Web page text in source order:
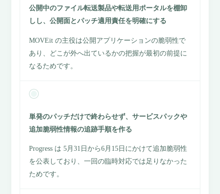
公開中のファイル転送製品や転送用ポータルを棚卸
しし、公開面とパッチ適用責任を明確にする
MOVEit の主役は公開アプリケーションの脆弱性で
あり、どこが外へ出ているかの把握が最初の前提に
なるためです。
単発のパッチだけで終わらせず、サービスパックや
追加脆弱性情報の追跡手順を作る
Progress は 5月31日から6月15日にかけて追加脆弱性
を公表しており、一回の臨時対応では足りなかった
ためです。